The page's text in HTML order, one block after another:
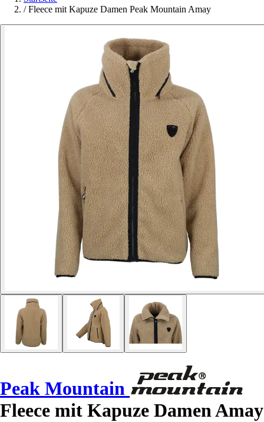
/ Fleece mit Kapuze Damen Peak Mountain Amay
Peak Mountain
Fleece mit Kapuze Damen Amay